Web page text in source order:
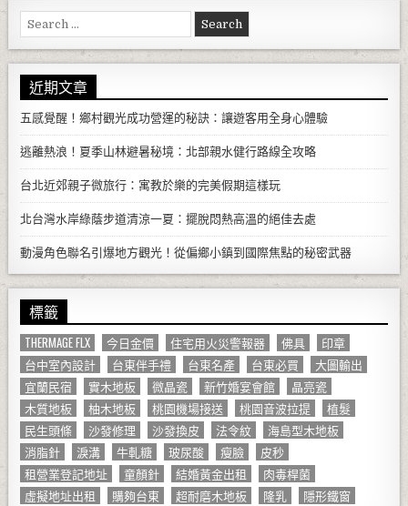
Search for:
近期文章
五感覺醒！鄉村觀光成功營運的秘訣：讓遊客用全身心體驗
逃離熱浪！夏季山林避暑秘境：北部親水健行路線全攻略
台北近郊親子微旅行：寓教於樂的完美假期這樣玩
北台灣水岸綠蔭步道清涼一夏：擺脫悶熱高溫的絕佳去處
動漫角色聯名引爆地方觀光！從偏鄉小鎮到國際焦點的秘密武器
標籤
THERMAGE FLX 今日金價 住宅用火災警報器 佛具
印章
台中室內設計
台東伴手禮 台東名產 台東必買
大圖輸出
宜蘭民宿
實木地板 微晶瓷 新竹婚宴會館
晶亮瓷
木質地板
柚木地板 桃園機場接送 桃園音波拉提
植髮
民生頭條
沙發修理 沙發換皮 法令紋
海島型木地板
消脂針
淚溝 牛軋糖 玻尿酸 瘦臉
皮秒
租營業登記地址
童顏針 結婚黃金出租
肉毒桿菌
虛擬地址出租
購夠台東 超耐磨木地板 隆乳
隱形鐵窗